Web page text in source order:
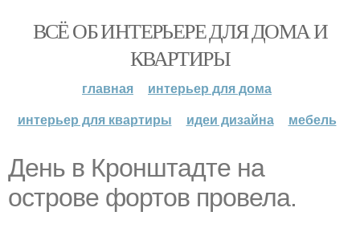
ВСЁ ОБ ИНТЕРЬЕРЕ ДЛЯ ДОМА И
КВАРТИРЫ
главная
интерьер для дома
интерьер для квартиры
идеи дизайна мебель
День в Кронштадте на
острове фортов провела.